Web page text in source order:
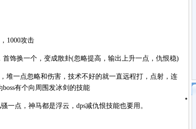
1000攻击
饰换一个，变成散卦(忽略提高，输出上升一点，仇恨稳)
一点忽略和伤害，技术不好的就一直远程打，点射，连
有个向周围发冰剑的技能
点，神马都是浮云，dps减仇恨技能也要用。